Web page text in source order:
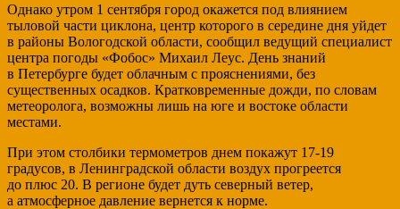
Однако утром 1 сентября город окажется под влиянием
тыловой части циклона, центр которого в середине дня уйдет
в районы Вологодской области, сообщил ведущий специалист
центра погоды «Фобос» Михаил Леус. День знаний
в Петербурге будет облачным с прояснениями, без
существенных осадков. Кратковременные дожди, по словам
метеоролога, возможны лишь на юге и востоке области
местами.
При этом столбики термометров днем покажут 17-19
градусов, в Ленинградской области воздух прогреется
до плюс 20. В регионе будет дуть северный ветер,
а атмосферное давление вернется к норме.